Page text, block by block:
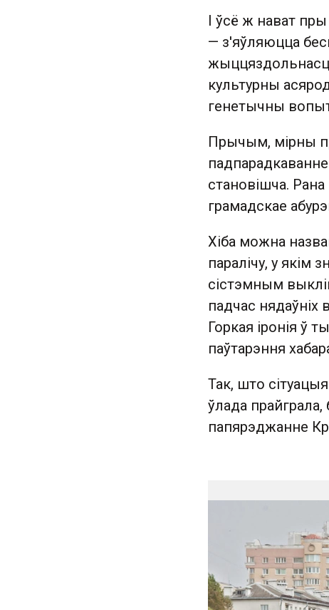
І ўсё ж нават
— з'яўляюцца
культурны
генетычны
Прычым, мірны
становішча.
грамадскае
Хіба можна
паралічу, у якім
сістэмным
падчас
Горкая іронія ў
паўтарэння
Так, што
ўлада прайграла,
папярэджанне